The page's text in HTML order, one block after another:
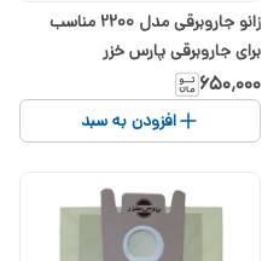
زانو جاروبرقی مدل 2200 مناسب
برای جاروبرقی پارس خزر
۶۵۰٬۰۰۰
افزودن به سبد